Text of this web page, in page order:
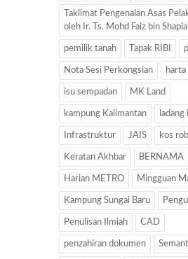
Taklimat Pengenalan Asas
oleh Ir. Ts. Mohd Faiz bin
pemilik tanah Tapak RIBI
Nota Sesi Perkongsian harta
isu sempadan MK Land
kampung Kalimantan
Infrastruktur JAIS kos
Keratan Akhbar BERNAMA
Harian METRO Mingguan
Kampung Sungai Baru
Penulisan Ilmiah CAD
penzahiran dokumen